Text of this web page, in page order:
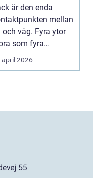
är den enda
mellan
och väg. Fyra ytor
som fyra
avgör
april 2026